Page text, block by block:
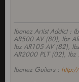
Ibanez Artist Addict :
AR500 AV (80), Ibz
Ibz AR105 AV (82),
AR2000 PLT (02),
Ibanez Guitars :